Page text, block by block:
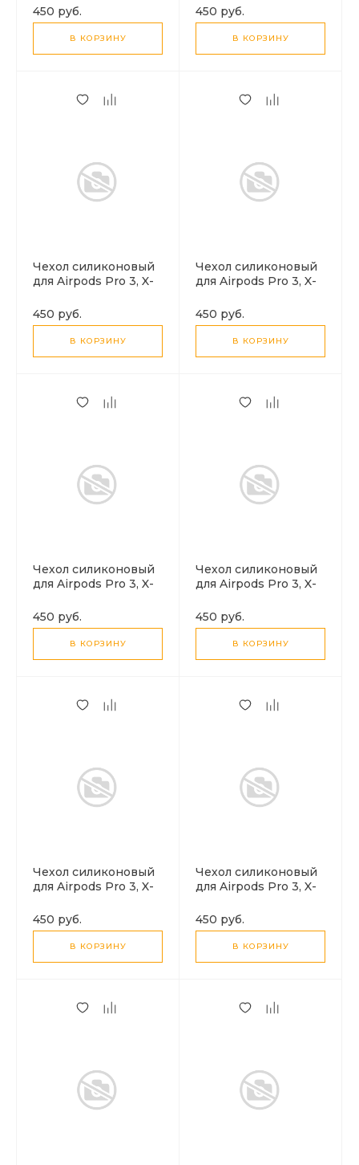
карабином
450 руб.
В КОРЗИНУ
розовый с
карабином
450 руб.
В КОРЗИНУ
Чехол силиконовый
для Airpods Pro 3, X-
карабином
450 руб.
В КОРЗИНУ
Чехол силиконовый
для Airpods Pro 3, X-
карабином
450 руб.
В КОРЗИНУ
Чехол силиконовый
для Airpods Pro 3, X-
с карабином
450 руб.
В КОРЗИНУ
Чехол силиконовый
для Airpods Pro 3, X-
карабином
450 руб.
В КОРЗИНУ
Чехол силиконовый
для Airpods Pro 3, X-
карабином
450 руб.
В КОРЗИНУ
Чехол силиконовый
для Airpods Pro 3, X-
розовый с
карабином
450 руб.
В КОРЗИНУ